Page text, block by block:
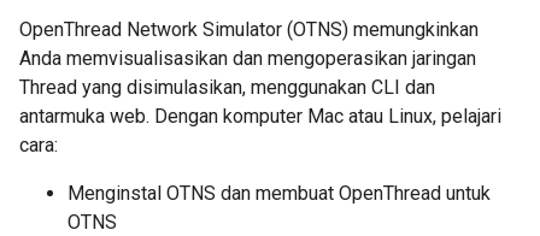
OpenThread Network Simulator (OTNS) memungkinkan
Anda memvisualisasikan dan mengoperasikan jaringan
Thread yang disimulasikan, menggunakan CLI dan
antarmuka web. Dengan komputer Mac atau Linux, pelajari
cara:
Menginstal OTNS dan membuat OpenThread untuk
OTNS